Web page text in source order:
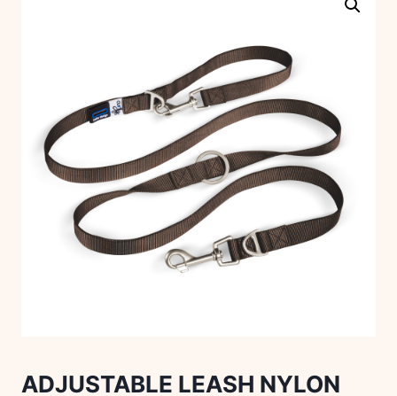
ADJUSTABLE LEASH NYLON